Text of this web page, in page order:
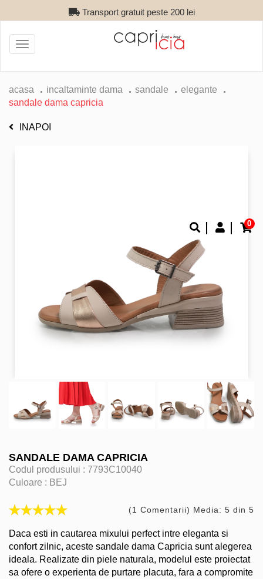
Transport gratuit peste 200 lei
0
Toggle
navigation
acasa incaltaminte dama sandale
elegante
sandale dama capricia
INAPOI
SANDALE DAMA CAPRICIA
Codul produsului : 7793C10040
Culoare : BEJ
(1 Comentarii) Media: 5 din 5
Daca esti in cautarea mixului perfect intre eleganta si
confort zilnic, aceste sandale dama Capricia sunt alegerea
ideala. Realizate din piele naturala, modelul este proiectat
sa ofere o experienta de purtare placuta, fara a compromite